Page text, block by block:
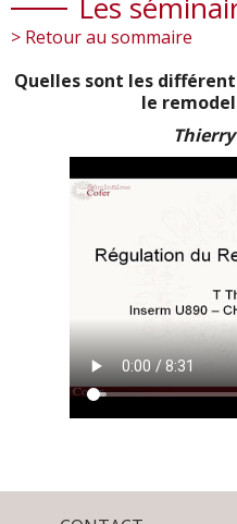
> Retour au sommaire
Quelles sont les
le
Thierry